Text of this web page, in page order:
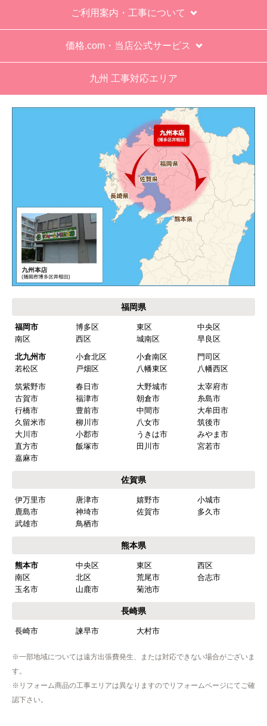
エアコン専門の担当べつにもう一人来て欲しかった。
録したメールアドレスではなく、ショートメールだとは
知らず、確認できなかった。
エアコンが２００V対応型だが、同じ２００Vでも業務
用なのでコンセントの形状が違い、途中で工事業者が買
いに行く始末。注文時に形状の確認もして欲しい。
別の部屋もお願いしたいと考えていたが、少々不安があ
akagenoaneさん
2026年4月18日 21:30
欲しい商品をスムーズに注文できましたか？
はい
ショップからの連絡や対応は適切でしたか？
はい
商品の梱包は必要十分なものでしたか？
はい
またこのショップを利用したいですか？
はい
【注文商品】食器洗い機(食洗機) 【注文時
期】2026年03月頃（モバイルから）
【このショップを選んだ理由は？】
【注文からどのくらいで届きましたか？】
忘れました
【その他感想・コメント】
工事は土曜日に申し込んだが、
商品が事前郵送で受取日の時間指定ができなかったの
2026年4月12日 22:19
欲しい商品をスムーズに注文できましたか？
はい
ご利用案内・工事について
価格.com・当店公式サービス
九州 工事対応エリア
福岡県
福岡市 博多区 東区
中央区
南区
西区 城南区
早良区
北九州市
小倉北区 小倉南区
門司区
若松区
戸畑区 八幡東区
八幡西区
筑紫野市
春日市 大野城市
太宰府市
古賀市
福津市 朝倉市
糸島市
行橋市
豊前市 中間市
大牟田市
久留米市
柳川市 八女市
筑後市
大川市
小郡市 うきは市
みやま市
直方市
飯塚市 田川市
宮若市
嘉麻市
佐賀県
伊万里市 唐津市 嬉野市
小城市
鹿島市
神埼市 佐賀市
多久市
武雄市
鳥栖市
熊本県
熊本市 中央区 東区
西区
南区
北区 荒尾市
合志市
玉名市
山鹿市 菊池市
長崎県
長崎市 諫早市 大村市
※一部地域については遠方出張費発生、または対応できない場合がございま
す。
※リフォーム商品の工事エリアは異なりますのでリフォームページにてご確
認下さい。